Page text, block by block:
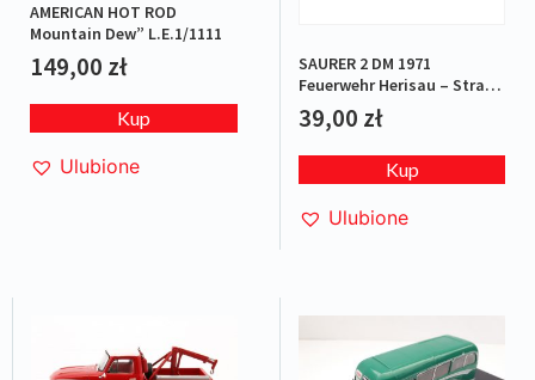
AMERICAN HOT ROD
Mountain Dew” L.E.1/1111
149,00 zł
Kup
Ulubione
SAURER 2 DM 1971
Feuerwehr Herisau – Straż
pożarna
39,00 zł
Kup
Ulubione